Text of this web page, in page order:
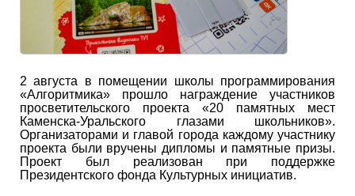
2 августа в помещении школы программирования
«Алгоритмика» прошло награждение участников
просветительского проекта «20 памятных мест
Каменска-Уральского глазами школьников».
Организаторами и главой города каждому участнику
проекта были вручены дипломы и памятные призы.
Проект был реализован при поддержке
Президентского фонда Культурных инициатив.